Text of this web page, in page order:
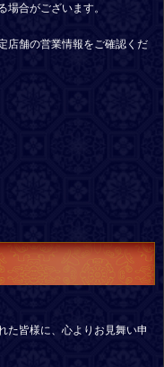
合がございます。
店舗の営業情報をご確認くだ
た皆様に、心よりお見舞い申